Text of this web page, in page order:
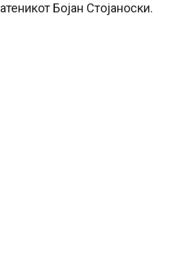
Бојан Стојаноски.